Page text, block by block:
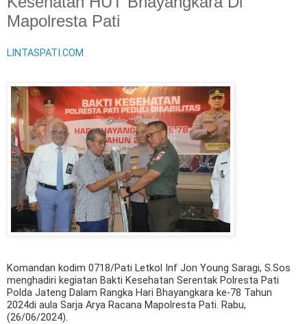
Mapolresta Pati
LINTASPATI.COM
Komandan kodim 0718/Pati Letkol Inf Jon Young Saragi, S.Sos
menghadiri kegiatan Bakti Kesehatan Serentak Polresta Pati
Polda Jateng Dalam Rangka Hari Bhayangkara ke-78 Tahun
2024di aula Sarja Arya Racana Mapolresta Pati. Rabu,
(26/06/2024).